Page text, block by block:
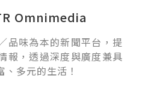
Omnimedia
品味為本的新聞平台，提
報，透過深度與廣度兼具
多元的生活！